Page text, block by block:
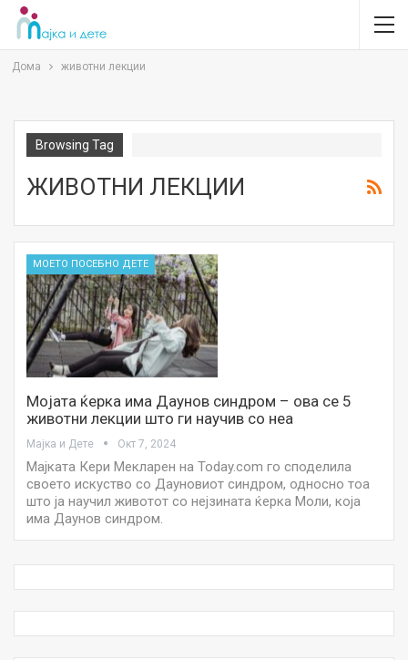
Дома животни лекции
Browsing Tag
ЖИВОТНИ ЛЕКЦИИ
МОЕТО ПОСЕБНО ДЕТЕ
Mојата ќерка има Даунов синдром – ова се 5
животни лекции што ги научив со неа
Мајка и Дете Окт 7, 2024
Мајката Кери Мекларен на Today.com го споделила
своето искуство со Дауновиот синдром, односно тоа
што ја научил животот со нејзината ќерка Моли, која
има Даунов синдром.